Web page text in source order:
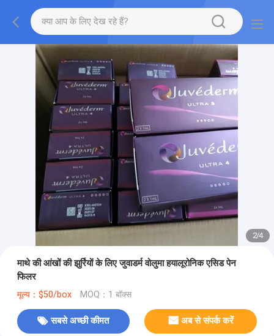
2/4
माथे की आंखों की झुर्रियों के लिए जुवाडर्म वोलुमा हयालूरोनिक एसिड पेन
फिलर
मूल्य：$50/box MOQ：1 बॉक्स
सबसे अच्छी कीमत अब से संपर्क करें